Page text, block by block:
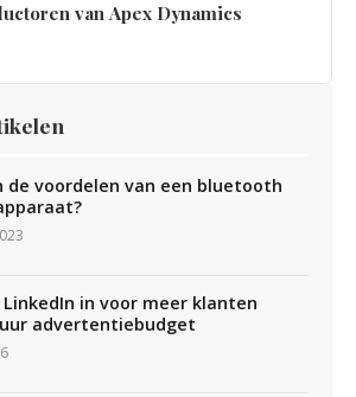
van Apex Dynamics
de voordelen van een bluetooth
in voor meer klanten
advertentiebudget